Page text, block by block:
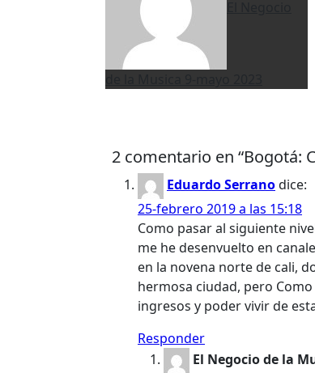
2 comentario en “Bogotá:
Eduardo Serranodice:
25-febrero 2019 a las 15:18
Como pasar al siguiente
me he desenvuelto en
en la novena norte de cali,
hermosa ciudad, pero
ingresos y poder vivir de
Responder
El Negocio de la